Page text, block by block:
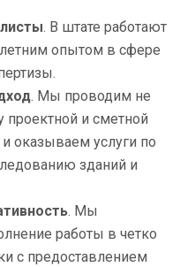
. В штате работают
опытом в сфере
. Мы проводим не
проектной и сметной
оказываем услуги по
зданий и
. Мы
работы в четко
с предоставлением